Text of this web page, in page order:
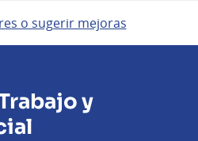
o sugerir mejoras
y